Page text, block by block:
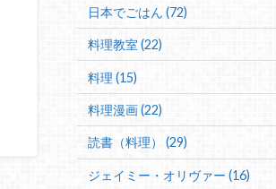
日本でごはん (72)
料理教室 (22)
料理 (15)
料理漫画 (22)
読書（料理） (29)
ジェイミー・オリヴァー (16)